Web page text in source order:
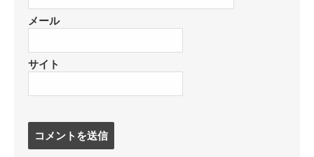
メール
サイト